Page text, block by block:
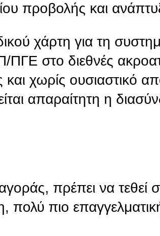
προβολής και
χάρτη για τη
στο διεθνές
χωρίς ουσιαστικό
απαραίτητη η
πρέπει να τεθεί
πολύ πιο